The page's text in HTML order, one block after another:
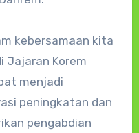
kebersamaan kita
Jajaran Korem
menjadi
peningkatan dan
pengabdian